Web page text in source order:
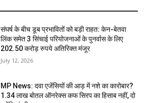
संघर्ष के बीच डूब प्रभावितों को बड़ी राहत: केन-बेतवा
लिंक समेत 3 सिंचाई परियोजनाओं के पुनर्वास के लिए
202.50 करोड़ रुपये अतिरिक्त मंजूर
July 12, 2026
MP News: दवा एजेंसियों की आड़ में नशे का कारोबार?
1.34 लाख बोतल ऑनरेक्स कफ सिरप का हिसाब नहीं, दो